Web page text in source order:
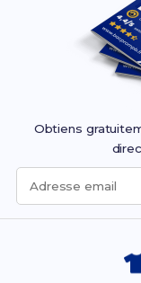
Obtiens
Adresse email